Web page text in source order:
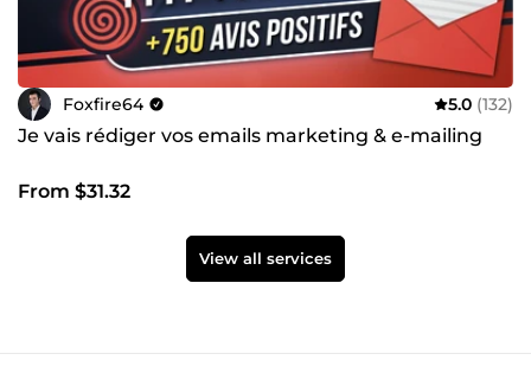
Foxfire64 5.0 (132)
Je vais rédiger vos emails marketing & e-mailing
From $31.32
View all services